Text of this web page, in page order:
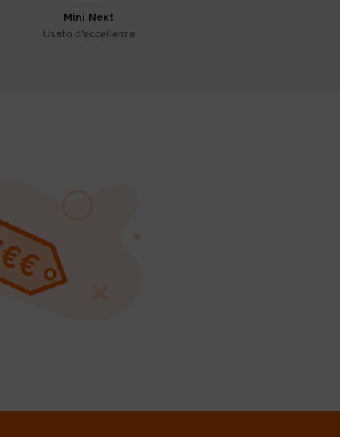
Mini Next
Usato d'eccellenza